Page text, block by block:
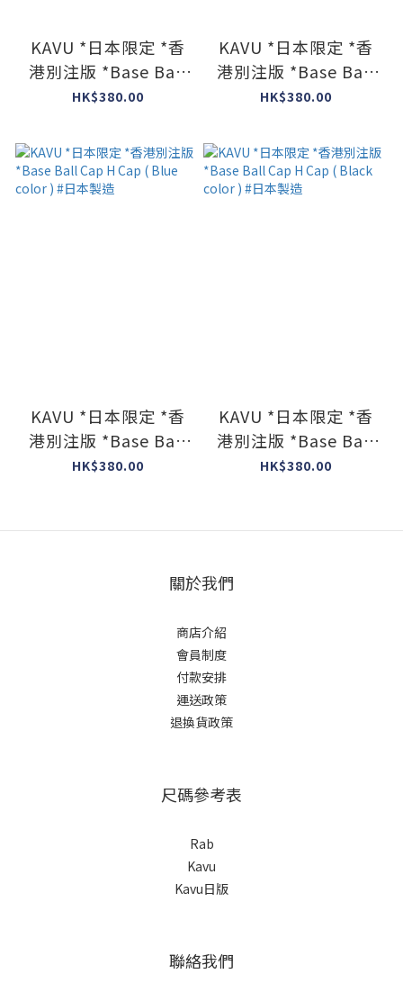
KAVU *日本限定 *香
港別注版 *Base Ball
Cap H Cap ( Denim
HK$380.00
KAVU *日本限定 *香
港別注版 *Base Ball
Cap H Cap (
本製造
HK$380.00
KAVU *日本限定 *香
港別注版 *Base Ball
Cap H Cap ( Blue
HK$380.00
KAVU *日本限定 *香
港別注版 *Base Ball
Cap H Cap ( Black
HK$380.00
關於我們
商店介紹
會員制度
付款安排
運送政策
退換貨政策
尺碼參考表
Rab
Kavu
Kavu日版
聯絡我們